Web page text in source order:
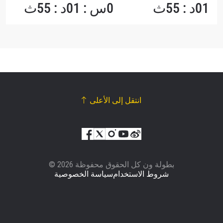
01د : 55ث 0س : 01د : 55ث
انتقل إلى الأعلى
© بطولة ون كل الحقوق محفوظة 2026
سياسة الخصوصيةشروط الاستخدام